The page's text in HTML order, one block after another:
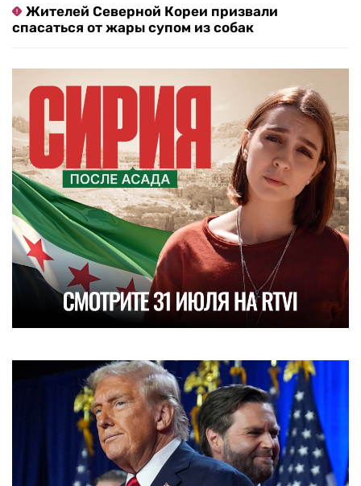
Жителей Северной Кореи призвали
спасаться от жары супом из собак